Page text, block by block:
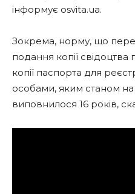
інформує osvita.ua.
Зокрема, норму, що
подання копії
копії паспорта для
особами, яким станом
виповнилося 16 років,